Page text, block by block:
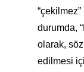
durumda,
olarak,
edilmesi